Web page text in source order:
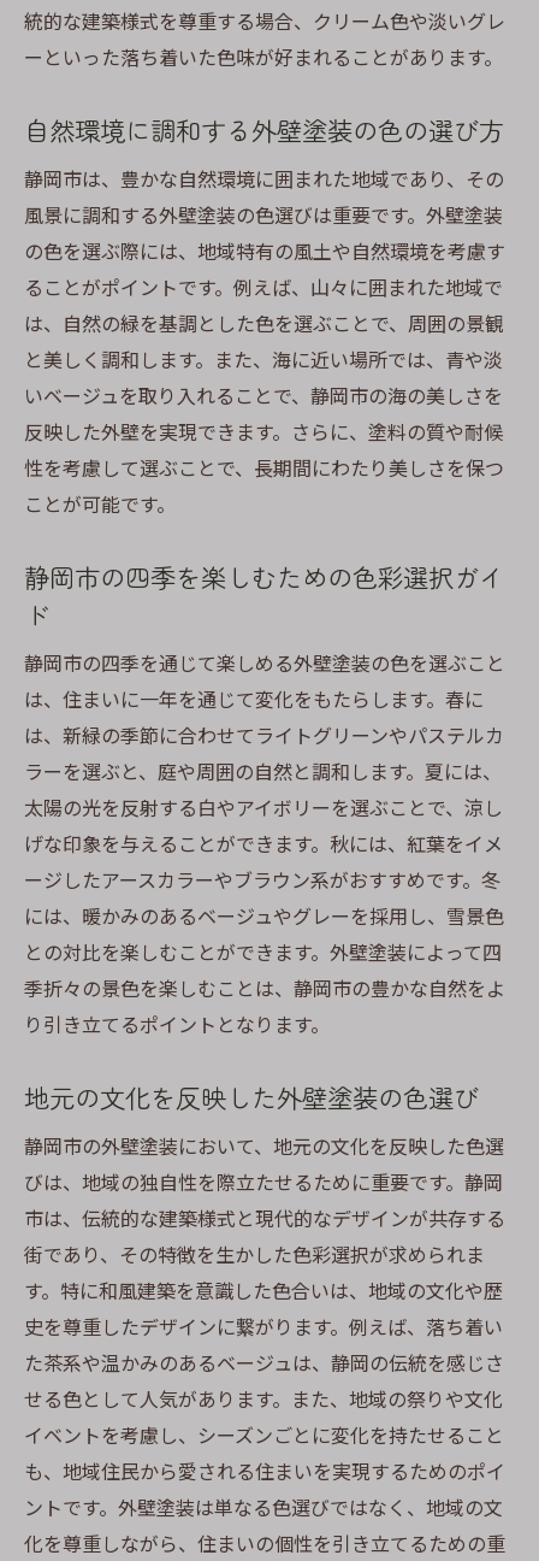
静岡市特有の外壁塗装の落とし穴とは
静岡市の外壁塗装長持ちする美しさを保つ塗料
長寿命のための塗料の選定基準
外壁塗装における最新塗料技術の紹介
耐候性に優れた塗料の選び方
静岡市の気候に合った塗料の特徴とは
エコフレンドリーな塗料の選択肢
美しさを保つための定期メンテナンス方法
外壁塗装で変わる静岡市の住まい理想を叶える
色の選び方
理想の住まいを実現する外壁塗装の色彩戦
略
風水を取り入れた外壁塗装の色選択
個性的な外観を演出するカラーコーディネ
ート
住まいの価値を高める色選びの秘訣
静岡市における外壁塗装住まいを魅力的に変え
る方法
住まいの魅力を引き立てる外壁塗装のテク
ニック
周囲の景観と調和するデザインの考え方
外壁塗装で実現する住まいのイメージチェ
ド
静岡市の特色を生かした外壁塗装のアイデ
ア
高品質な外壁塗装静岡市で住まいの印象をアッ
プさせる技術
高品質を実現する塗装技術の選び方
プロが教える外壁塗装のテクニック
外壁塗装で家の印象を劇的に変える方法
施工品質を左右する重要ポイント
最新技術を取り入れた外壁塗装の例
住まいの魅力を高めるための塗装アプロー
統的な建築様式を尊重する場合、クリーム色や淡いグレ
ーといった落ち着いた色味が好まれることがあります。
自然環境に調和する外壁塗装の色の選び方
静岡市は、豊かな自然環境に囲まれた地域であり、その
風景に調和する外壁塗装の色選びは重要です。外壁塗装
の色を選ぶ際には、地域特有の風土や自然環境を考慮す
ることがポイントです。例えば、山々に囲まれた地域で
は、自然の緑を基調とした色を選ぶことで、周囲の景観
と美しく調和します。また、海に近い場所では、青や淡
いベージュを取り入れることで、静岡市の海の美しさを
反映した外壁を実現できます。さらに、塗料の質や耐候
性を考慮して選ぶことで、長期間にわたり美しさを保つ
ことが可能です。
静岡市の四季を楽しむための色彩選択ガイ
ド
静岡市の四季を通じて楽しめる外壁塗装の色を選ぶこと
は、住まいに一年を通じて変化をもたらします。春に
は、新緑の季節に合わせてライトグリーンやパステルカ
ラーを選ぶと、庭や周囲の自然と調和します。夏には、
太陽の光を反射する白やアイボリーを選ぶことで、涼し
げな印象を与えることができます。秋には、紅葉をイメ
ージしたアースカラーやブラウン系がおすすめです。冬
には、暖かみのあるベージュやグレーを採用し、雪景色
との対比を楽しむことができます。外壁塗装によって四
季折々の景色を楽しむことは、静岡市の豊かな自然をよ
り引き立てるポイントとなります。
地元の文化を反映した外壁塗装の色選び
静岡市の外壁塗装において、地元の文化を反映した色選
びは、地域の独自性を際立たせるために重要です。静岡
市は、伝統的な建築様式と現代的なデザインが共存する
街であり、その特徴を生かした色彩選択が求められま
す。特に和風建築を意識した色合いは、地域の文化や歴
史を尊重したデザインに繋がります。例えば、落ち着い
た茶系や温かみのあるベージュは、静岡の伝統を感じさ
せる色として人気があります。また、地域の祭りや文化
イベントを考慮し、シーズンごとに変化を持たせること
も、地域住民から愛される住まいを実現するためのポイ
ントです。外壁塗装は単なる色選びではなく、地域の文
化を尊重しながら、住まいの個性を引き立てるための重